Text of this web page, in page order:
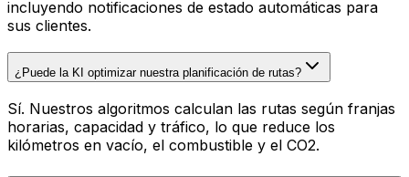
incluyendo notificaciones de estado automáticas para
sus clientes.
¿Puede la KI optimizar nuestra planificación de rutas?
Sí. Nuestros algoritmos calculan las rutas según franjas
horarias, capacidad y tráfico, lo que reduce los
kilómetros en vacío, el combustible y el CO2.